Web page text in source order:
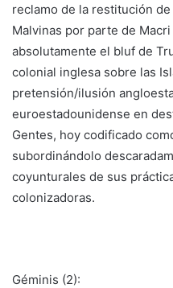
reclamo de la restitución
Malvinas por parte de
absolutamente el bluf de
colonial inglesa sobre las
pretensión/ilusión
euroestadounidense en
Gentes, hoy codificado
subordinándolo
coyunturales de sus
colonizadoras.
Géminis (2):